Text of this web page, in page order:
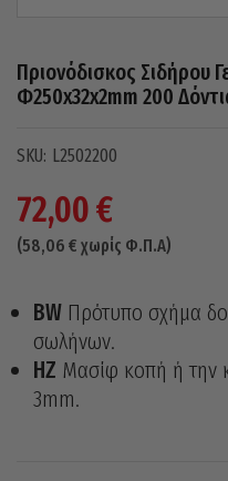
Πριονόδισκος Σιδήρου
Φ250x32x2mm 200
L2502200
72,00€
(58,06 € χωρίς Φ.Π.Α)
BW Πρότυπο σχήμα
σωλήνων.
HZ Μασίφ κοπή ή την
3mm.